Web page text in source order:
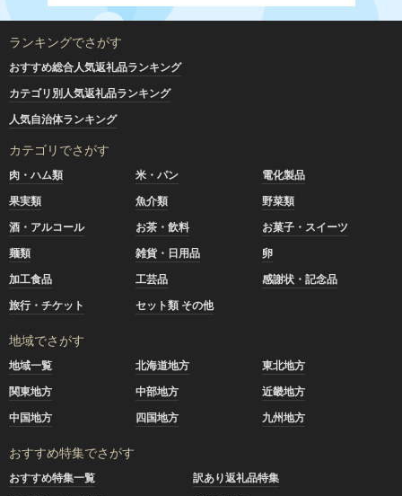
ランキングでさがす
おすすめ総合人気返礼品ランキング
カテゴリ別人気返礼品ランキング
人気自治体ランキング
カテゴリでさがす
肉・ハム類 米・パン
電化製品
果実類
魚介類
野菜類
酒・アルコール
お茶・飲料
お菓子・スイーツ
麺類
雑貨・日用品
卵
加工食品
工芸品
感謝状・記念品
旅行・チケット
セット類 その他
地域でさがす
地域一覧 北海道地方
東北地方
関東地方
中部地方
近畿地方
中国地方
四国地方 九州地方
おすすめ特集でさがす
おすすめ特集一覧
訳あり返礼品特集